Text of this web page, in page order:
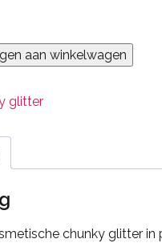
aan winkelwagen
glitter
chunky glitter in